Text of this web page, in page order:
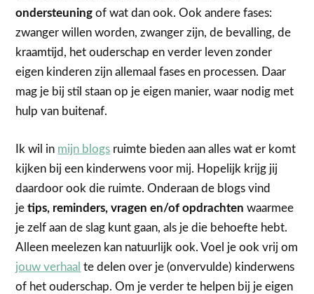
ondersteuningof wat dan ook. Ook andere fases:
zwanger willen worden, zwanger zijn, de bevalling, de
kraamtijd, het ouderschap en verder leven zonder
eigen kinderen zijn allemaal fases en processen. Daar
mag je bij stil staan op je eigen manier, waar nodig met
hulp van buitenaf.
Ik wil in mijn blogs ruimte bieden aan alles wat er komt
kijken bij een kinderwens voor mij. Hopelijk krijg jij
daardoor ook die ruimte. Onderaan de blogs vind
jetips, reminders, vragen en/of opdrachten waarmee
je zelf aan de slag kunt gaan, als je die behoefte hebt.
Alleen meelezen kan natuurlijk ook. Voel je ook vrij om
jouw verhaal te delen over je (onvervulde) kinderwens
of het ouderschap. Om je verder te helpen bij je eigen